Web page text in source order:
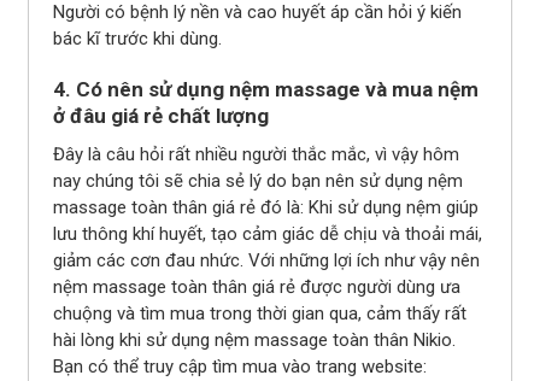
Người có bệnh lý nền và cao huyết áp cần hỏi ý kiến
bác kĩ trước khi dùng.
4. Có nên sử dụng nệm massage và mua nệm
ở đâu giá rẻ chất lượng
Đây là câu hỏi rất nhiều người thắc mắc, vì vậy hôm
nay chúng tôi sẽ chia sẻ lý do bạn nên sử dụng nệm
massage toàn thân giá rẻ đó là: Khi sử dụng nệm giúp
lưu thông khí huyết, tạo cảm giác dễ chịu và thoải mái,
giảm các cơn đau nhức. Với những lợi ích như vậy nên
nệm massage toàn thân giá rẻ được người dùng ưa
chuộng và tìm mua trong thời gian qua, cảm thấy rất
hài lòng khi sử dụng nệm massage toàn thân Nikio.
Bạn có thể truy cập tìm mua vào trang website: